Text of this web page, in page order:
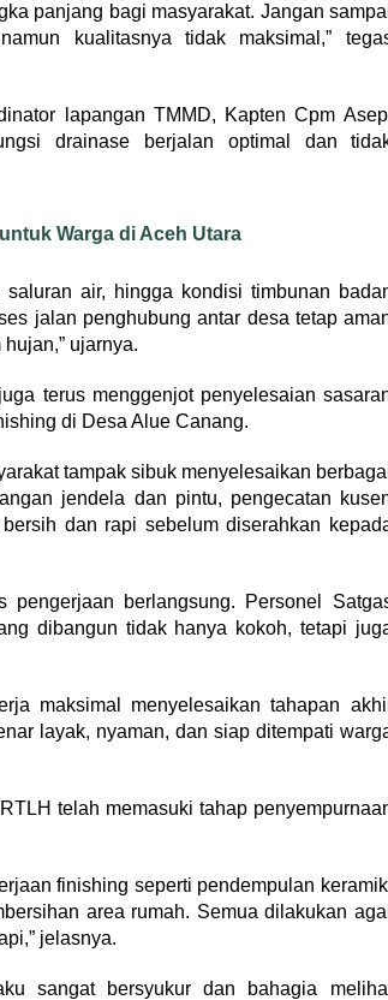
panjang bagi masyarakat. Jangan
kualitasnya tidak maksimal,”
lapangan TMMD, Kapten Cpm
drainase berjalan optimal dan
Warga di Aceh Utara
air, hingga kondisi timbunan
jalan penghubung antar desa tetap
ujarnya.
terus menggenjot penyelesaian
di Desa Alue Canang.
tampak sibuk menyelesaikan
jendela dan pintu, pengecatan
dan rapi sebelum diserahkan
pengerjaan berlangsung. Personel
dibangun tidak hanya kokoh, tetapi
maksimal menyelesaikan tahapan
layak, nyaman, dan siap ditempati
telah memasuki tahap
finishing seperti pendempulan
area rumah. Semua dilakukan
jelasnya.
sangat bersyukur dan bahagia